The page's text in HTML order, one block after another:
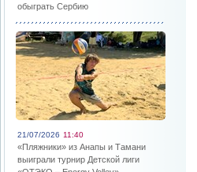
обыграть Сербию
21/07/2026 11:40
«Пляжники» из Анапы и Тамани
выиграли турнир Детской лиги